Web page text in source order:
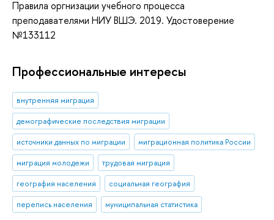
Правила оргнизации учебного процесса
преподавателями НИУ ВШЭ. 2019. Удостоверение
№133112
Профессиональные интересы
внутренняя миграция
демографические последствия миграции
источники данных по миграции
миграционная политика России
миграция молодежи
трудовая миграция
география населения
социальная география
перепись населения
муниципальная статистика